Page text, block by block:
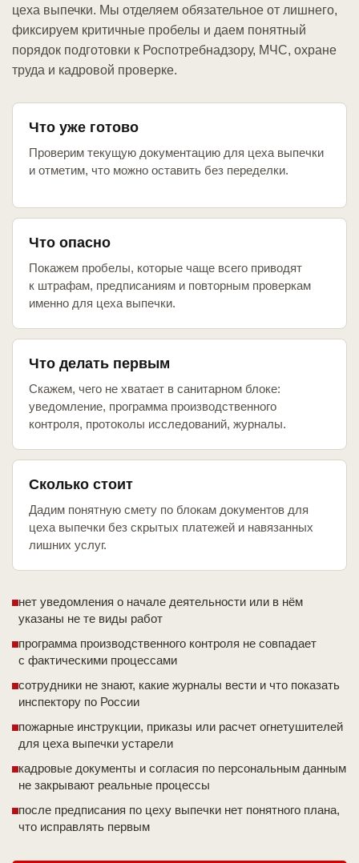
цеха выпечки. Мы отделяем обязательное от лишнего,
фиксируем критичные пробелы и даем понятный
порядок подготовки к Роспотребнадзору, МЧС, охране
труда и кадровой проверке.
Что уже готово
Проверим текущую документацию для цеха выпечки
и отметим, что можно оставить без переделки.
Что опасно
Покажем пробелы, которые чаще всего приводят
к штрафам, предписаниям и повторным проверкам
именно для цеха выпечки.
Что делать первым
Скажем, чего не хватает в санитарном блоке:
уведомление, программа производственного
контроля, протоколы исследований, журналы.
Сколько стоит
Дадим понятную смету по блокам документов для
цеха выпечки без скрытых платежей и навязанных
лишних услуг.
нет уведомления о начале деятельности или в нём
указаны не те виды работ
программа производственного контроля не совпадает
с фактическими процессами
сотрудники не знают, какие журналы вести и что показать
инспектору по России
пожарные инструкции, приказы или расчет огнетушителей
для цеха выпечки устарели
кадровые документы и согласия по персональным данным
не закрывают реальные процессы
после предписания по цеху выпечки нет понятного плана,
что исправлять первым